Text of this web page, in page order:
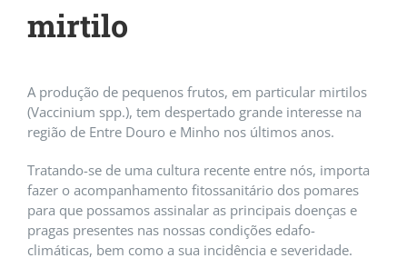
mirtilo
A produção de pequenos frutos, em particular mirtilos
(Vaccinium spp.), tem despertado grande interesse na
região de Entre Douro e Minho nos últimos anos.
Tratando-se de uma cultura recente entre nós, importa
fazer o acompanhamento fitossanitário dos pomares
para que possamos assinalar as principais doenças e
pragas presentes nas nossas condições edafo-
climáticas, bem como a sua incidência e severidade.